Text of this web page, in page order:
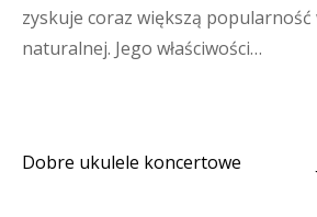
zyskuje coraz większą popularność
naturalnej. Jego właściwości…
Nawigacja
Dobre ukulele koncertowe